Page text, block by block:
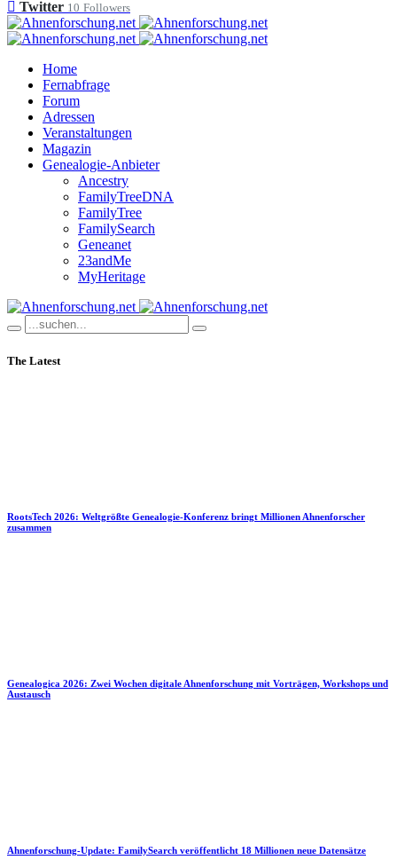
Twitter 10 Followers
Home
Fernabfrage
Forum
Adressen
Veranstaltungen
Magazin
Genealogie-Anbieter
Ancestry
FamilyTreeDNA
FamilyTree
FamilySearch
Geneanet
23andMe
MyHeritage
The Latest
RootsTech 2026: Weltgrößte Genealogie-Konferenz bringt Millionen Ahnenforscher
zusammen
Genealogica 2026: Zwei Wochen digitale Ahnenforschung mit Vorträgen, Workshops und
Austausch
Ahnenforschung-Update: FamilySearch veröffentlicht 18 Millionen neue Datensätze